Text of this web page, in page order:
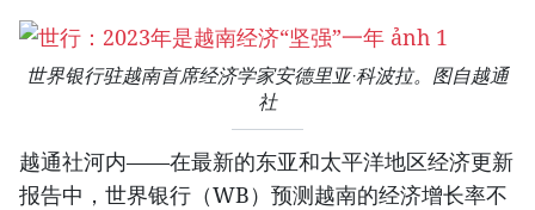
世界银行驻越南首席经济学家安德里亚·科波拉。图自越通
社
越通社河内——在最新的东亚和太平洋地区经济更新
报告中，世界银行（WB）预测越南的经济增长率不